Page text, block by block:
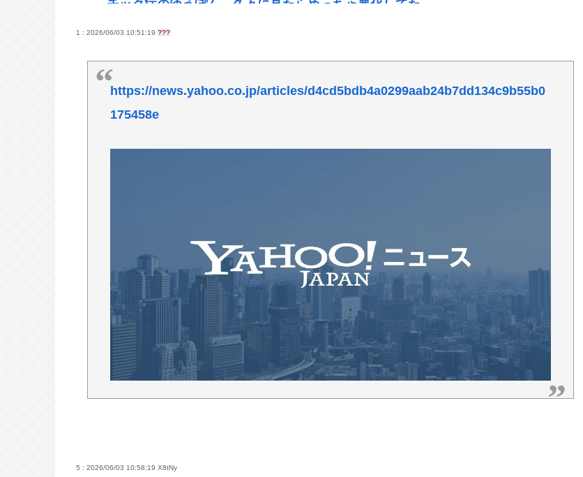
チック症のゆうぽん、久々に見たらめっちゃ悪化してた…
【悲報】税務職員さん、高齢女性から1.5億借りパクして競艇に全ツッパwww
【画像】ドイツの水着少女、14歳でこの発育具合
忍空があまり評価されてない理由
1 : 2026/06/03 10:51:19 ???
https://news.yahoo.co.jp/articles/d4cd5bdb4a0299aab24b7dd134c9b55b0
175458e
5 : 2026/06/03 10:58:19 X8tNy